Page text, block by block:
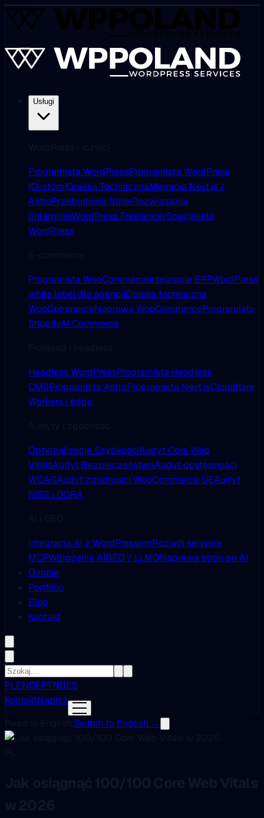
Usługi
Programista WordPressProgramista WordPress
(Custom)Opieka TechnicznaMigracja Next.js /
AstroPrzebudowa StronRozwiązania
EnterpriseWordPress FreelancerSpecjalista
WordPress
Programista WooCommerceIntegracje ERPWordPress
white label dla agencjiOpieka techniczna
WooCommerceNaprawa WooCommerceProgramista
ShopifyAI Commerce
Headless WordPressProgramista Headless
CMSProgramista AstroProgramista Next.jsCloudflare
Workers i edge
Optymalizacja SzybkościAudyt Core Web
VitalsAudyt BezpieczeństwaAudyt dostępności
WCAGAudyt zgodności WooCommerce UEAudyt
NIS2 i DORA
Integracja AI z WordPressemRozwój serwera
MCPWdrożenia AIGEO / LLMONaprawa stron po AI
O mnie
Portfolio
Blog
Kontakt
PLENDEPTNBES
KontaktNapisz
Switch to English →